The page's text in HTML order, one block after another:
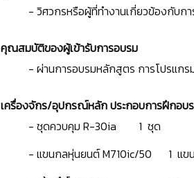
- วิศวกรหรือผู้ที่ทำงานเกี่ยวข้องกับก
คุณสมบัติของผู้เข้ารับการอบรม
- ผ่านการอบรมหลักสูตร การโปรแกร
เครื่องจักร/อุปกรณ์หลัก ประกอบการฝึกอบ
- ชุดควบคุม R-30ia 1 ชุด
- แขนกลหุ่นยนต์ M710ic/50 1 แขน